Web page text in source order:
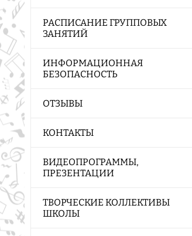
РАСПИСАНИЕ ГРУППОВЫХ
ЗАНЯТИЙ
ИНФОРМАЦИОННАЯ
БЕЗОПАСНОСТЬ
ОТЗЫВЫ
КОНТАКТЫ
ВИДЕОПРОГРАММЫ,
ПРЕЗЕНТАЦИИ
ТВОРЧЕСКИЕ КОЛЛЕКТИВЫ
ШКОЛЫ